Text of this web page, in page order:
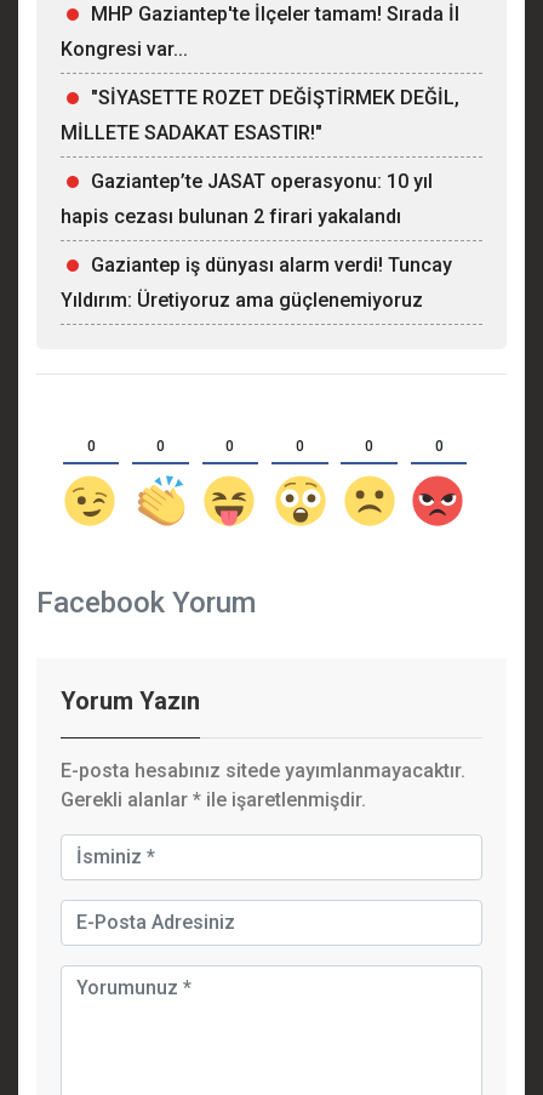
MHP Gaziantep'te İlçeler tamam! Sırada İl
Kongresi var...
"SİYASETTE ROZET DEĞİŞTİRMEK DEĞİL,
MİLLETE SADAKAT ESASTIR!"
Gaziantep’te JASAT operasyonu: 10 yıl
hapis cezası bulunan 2 firari yakalandı
Gaziantep iş dünyası alarm verdi! Tuncay
Yıldırım: Üretiyoruz ama güçlenemiyoruz
0 0 0 0 0 0
Facebook Yorum
Yorum Yazın
E-posta hesabınız sitede yayımlanmayacaktır.
Gerekli alanlar * ile işaretlenmişdir.